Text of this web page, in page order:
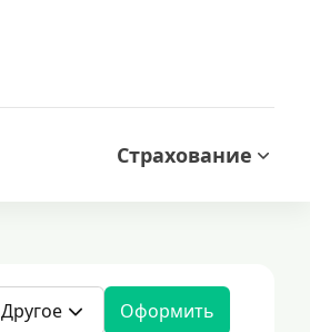
Страхование
Другое Оформить